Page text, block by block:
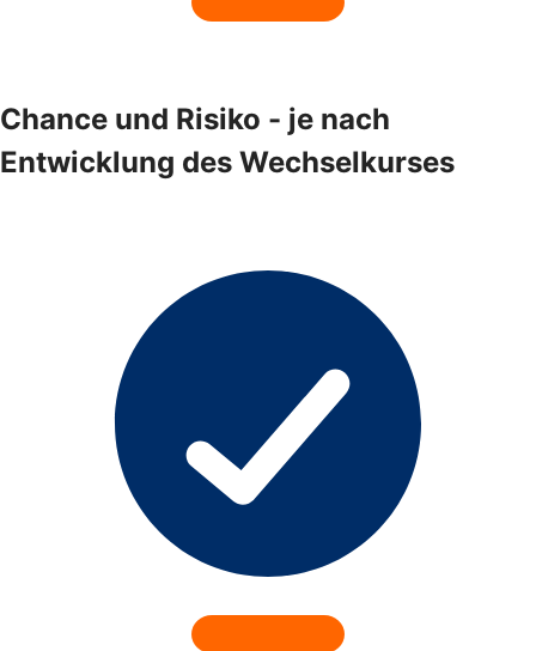
Chance und Risiko - je nach
Entwicklung des Wechselkurses